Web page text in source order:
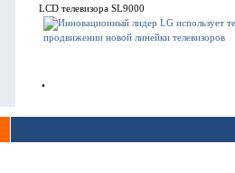
LCD телевизора SL9000
•